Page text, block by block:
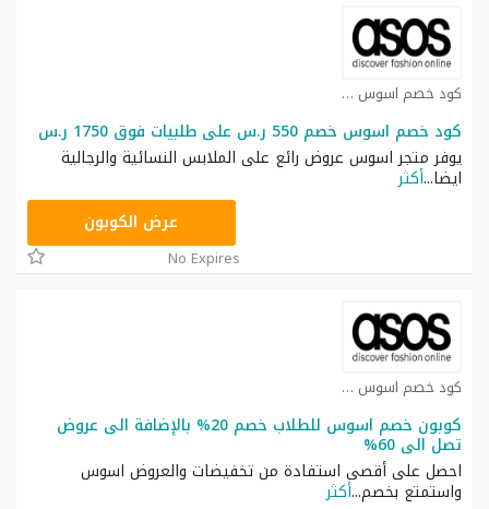
كود خصم اسوس كوبون
كود خصم اسوس خصم 550 ر.س على طلبيات فوق 1750 ر.س
يوفر متجر اسوس عروض رائع على الملابس النسائية والرجالية
ايضا...أكثر
TOPDEALعرض الكوبون
No Expires
كود خصم اسوس كوبون
كوبون خصم اسوس للطلاب خصم 20% بالإضافة الى عروض
تصل الى 60%
احصل على أقصى استفادة من تخفيضات والعروض اسوس
واستمتع بخصم...أكثر